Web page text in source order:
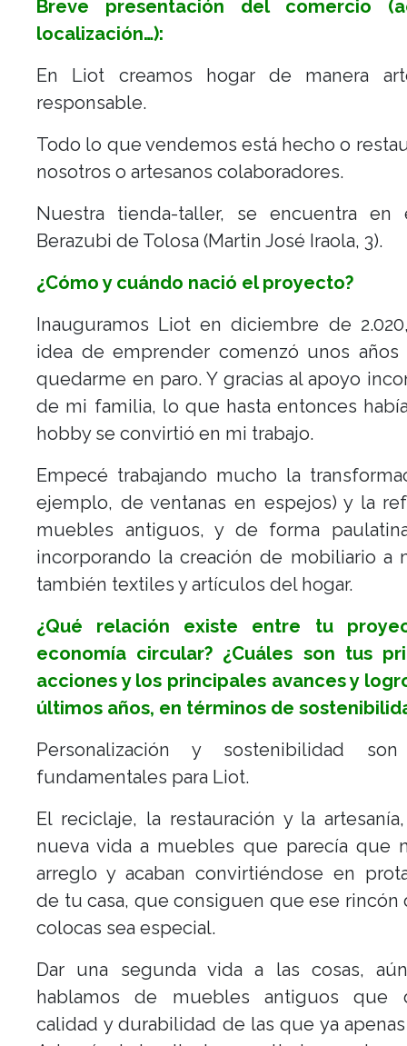
Breve presentación del comercio
localización…):
En Liot creamos hogar de manera
responsable.
Todo lo que vendemos está hecho o
nosotros o artesanos colaboradores.
Nuestra tienda-taller, se encuentra en
Berazubi de Tolosa (Martin José Iraola, 3).
¿Cómo y cuándo nació el proyecto?
Inauguramos Liot en diciembre de
idea de emprender comenzó unos años
quedarme en paro. Y gracias al apoyo
de mi familia, lo que hasta entonces
hobby se convirtió en mi trabajo.
Empecé trabajando mucho la
ejemplo, de ventanas en espejos) y la
muebles antiguos, y de forma
incorporando la creación de mobiliario a
también textiles y artículos del hogar.
¿Qué relación existe entre tu
economía circular? ¿Cuáles son tus
acciones y los principales avances y
últimos años, en términos de
Personalización y sostenibilidad
fundamentales para Liot.
El reciclaje, la restauración y la
nueva vida a muebles que parecía que
arreglo y acaban convirtiéndose en
de tu casa, que consiguen que ese rincón
colocas sea especial.
Dar una segunda vida a las cosas,
hablamos de muebles antiguos que
calidad y durabilidad de las que ya